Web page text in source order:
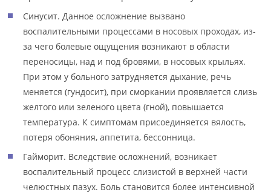
Синусит. Данное осложнение вызвано
воспалительными процессами в носовых проходах, из-
за чего болевые ощущения возникают в области
переносицы, над и под бровями, в носовых крыльях.
При этом у больного затрудняется дыхание, речь
меняется (гундосит), при сморкании проявляется слизь
желтого или зеленого цвета (гной), повышается
температура. К симптомам присоединяется вялость,
потеря обоняния, аппетита, бессонница.
Гайморит. Вследствие осложнений, возникает
воспалительный процесс слизистой в верхней части
челюстных пазух. Боль становится более интенсивной